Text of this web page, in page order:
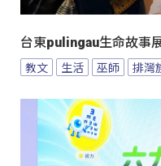
台東pulingau生命故事
教文 生活 巫師 排灣